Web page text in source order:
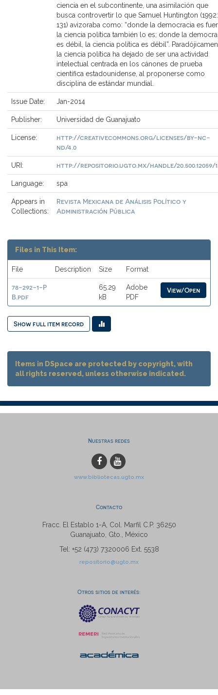
ciencia en el subcontinente, una asimilación que
busca controvertir lo que Samuel Huntington (1992:
131) avizoraba como: “donde la democracia es
la ciencia política también lo es; donde la
es débil, la ciencia política es débil”.
la ciencia política ha dejado de ser una actividad
intelectual centrada en los cánones de prueba
científica estadounidense, al proponerse como
disciplina de estándar mundial.
Issue Date: Jan-2014
Publisher: Universidad de Guanajuato
License:
http://creativecommons.org/licenses/by-nc-
nd/4.0
URI: http://repositorio.ugto.mx/handle/20.500.12059/
Language: spa
Appears in
Collections:
Revista Mexicana de Análisis Político y
Administración Pública
Files in This Item:
File Description Size Format
78-292-1-P
B.pdf
65.29
kB
Adobe
PDF
View/Open
Show full item record
Items in DSpace are protected by copyright, with
all rights reserved, unless otherwise indicated.
Nuestras redes
www.bibliotecas.ugto.mx
Contacto
Fracc. El Establo 1-A, Col. Marfil C.P. 36250
Guanajuato, Gto., México
Tel: +52 (473) 7320006 Ext. 5538
repositorio@ugto.mx
Otros sitios de interés: